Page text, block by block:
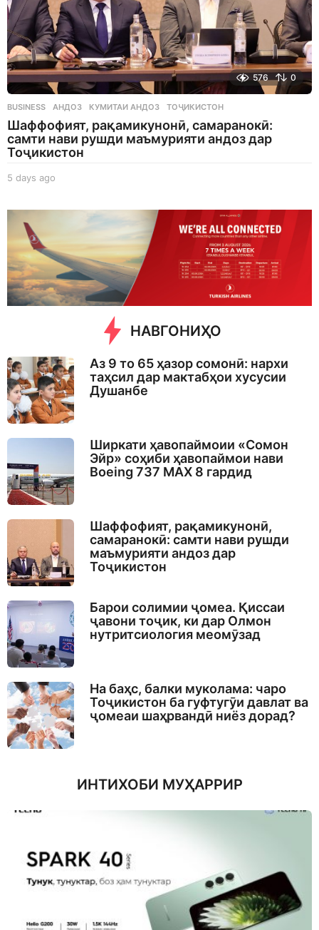
576 0
BUSINESS АНДОЗ ,КУМИТАИ АНДОЗ ,ТОҶИКИСТОН
Шаффофият, рақамикунонӣ, самаранокӣ:
самти нави рушди маъмурияти андоз дар
Тоҷикистон
5 days ago
g
o
НАВГОНИҲО
Аз 9 то 65 ҳазор сомонӣ: нархи
таҳсил дар мактабҳои хусусии
Душанбе
Ширкати ҳавопаймоии «Сомон
Эйр» соҳиби ҳавопаймои нави
Boeing 737 MAX 8 гардид
Шаффофият, рақамикунонӣ,
самаранокӣ: самти нави рушди
маъмурияти андоз дар
Тоҷикистон
Барои солимии ҷомеа. Қиссаи
ҷавони тоҷик, ки дар Олмон
нутритсиология меомӯзад
На баҳс, балки муколама: чаро
Тоҷикистон ба гуфтугӯи давлат ва
ҷомеаи шаҳрвандӣ ниёз дорад?
ИНТИХОБИ МУҲАРРИР